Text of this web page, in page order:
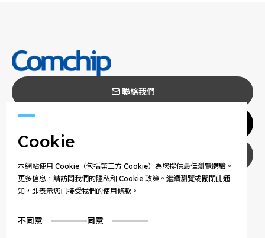
聯絡我們
COPYRIGHT © 2025 COMCHIP TECHNOLOGY CO.,
Cookie
本網站使用 Cookie（包括第三方 Cookie）為您提供最佳瀏覽體驗。
更多信息，請訪問我們的隱私和 Cookie 政策。繼續瀏覽或關閉此通
知，即表示您已接受我們的使用條款。
不同意 同意